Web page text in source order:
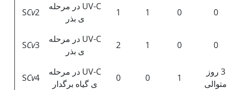
SCv2
UV-C در مرحله
ی بذر
1 1 0 0
SCv3
UV-C در مرحله
ی بذر
2 1 0 0
SCv4
UV-C در مرحله
ی گیاه برگدار
0 0 1
3 روز
متوالی